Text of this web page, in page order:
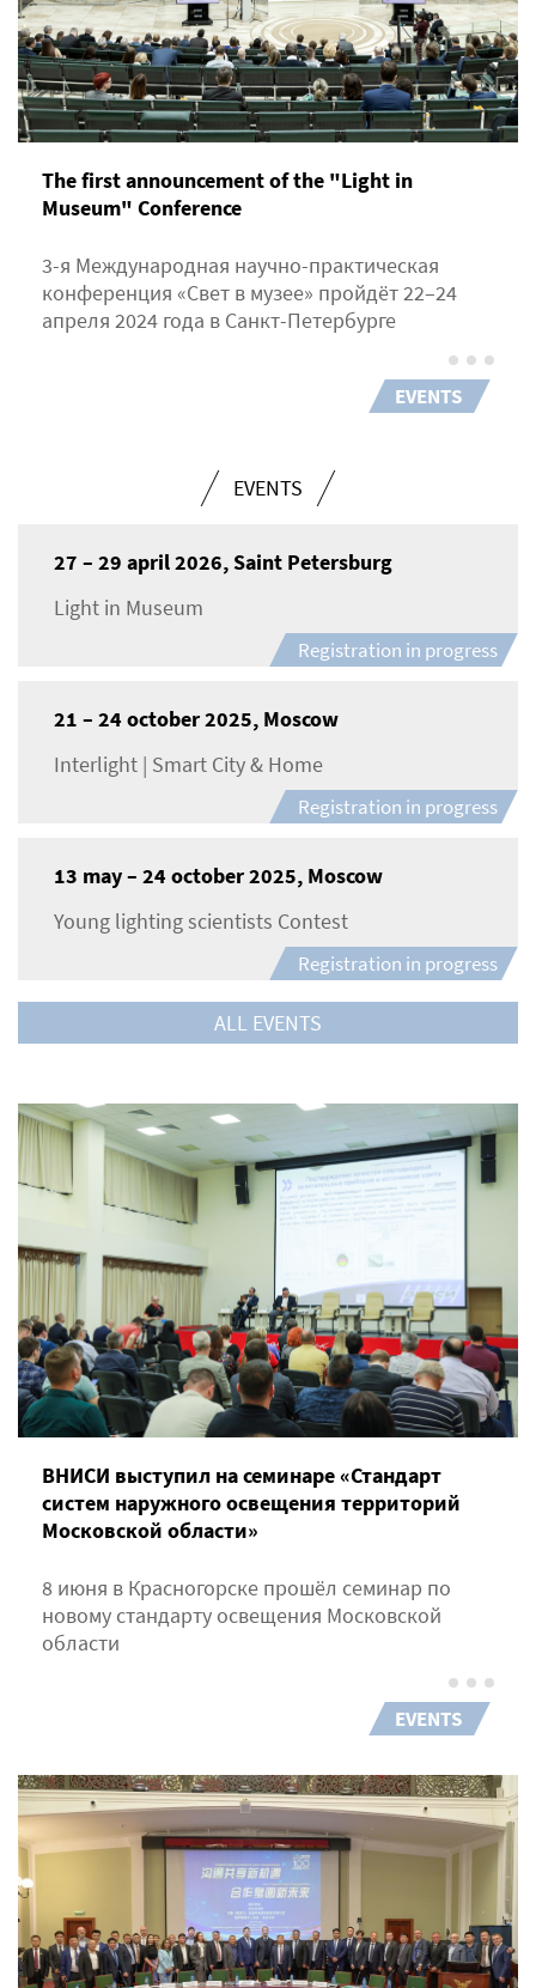
The first announcement of the "Light in
Museum" Сonference
3-я Международная научно-практическая
конференция «Свет в музее» пройдёт 22–24
апреля 2024 года в Санкт-Петербурге
EVENTS
ВНИСИ выступил на семинаре «Стандарт
систем наружного освещения территорий
Московской области»
8 июня в Красногорске прошёл семинар по
новому стандарту освещения Московской
области
EVENTS
EVENTS
27 – 29 april 2026, Saint Petersburg
Light in Museum
Registration in progress
21 – 24 october 2025, Moscow
Interlight | Smart City & Home
Registration in progress
13 may – 24 october 2025, Moscow
Young lighting scientists Contest
Registration in progress
ALL EVENTS